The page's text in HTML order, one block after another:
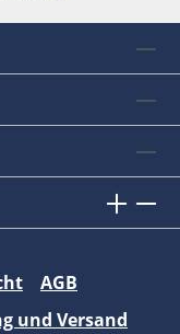
AGB
und Versand